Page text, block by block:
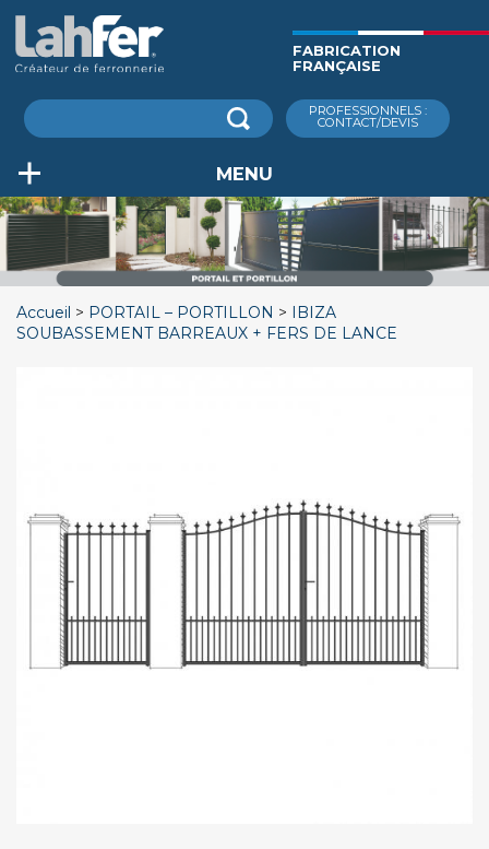
contenu
principal
Rechercher
PROFESSIONNELS :
CONTACT/DEVIS
MENU
FABRICATION
FRANÇAISE
Accueil PORTAIL – PORTILLON
IBIZA
SOUBASSEMENT BARREAUX + FERS DE LANCE